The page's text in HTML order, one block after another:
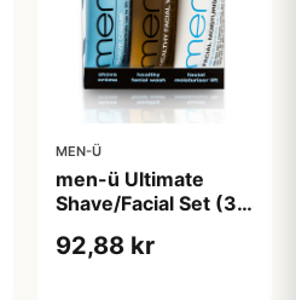
MEN-Ü
men-ü Ultimate
Shave/Facial Set (3 x
92,88 kr